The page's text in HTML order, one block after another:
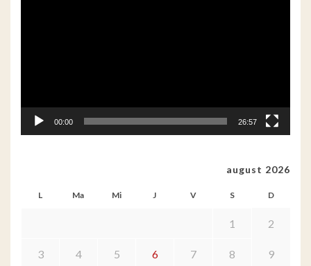
00:00 26:57
august 2026
L Ma Mi J V S D
1 2
3 4 5 6 7 8 9